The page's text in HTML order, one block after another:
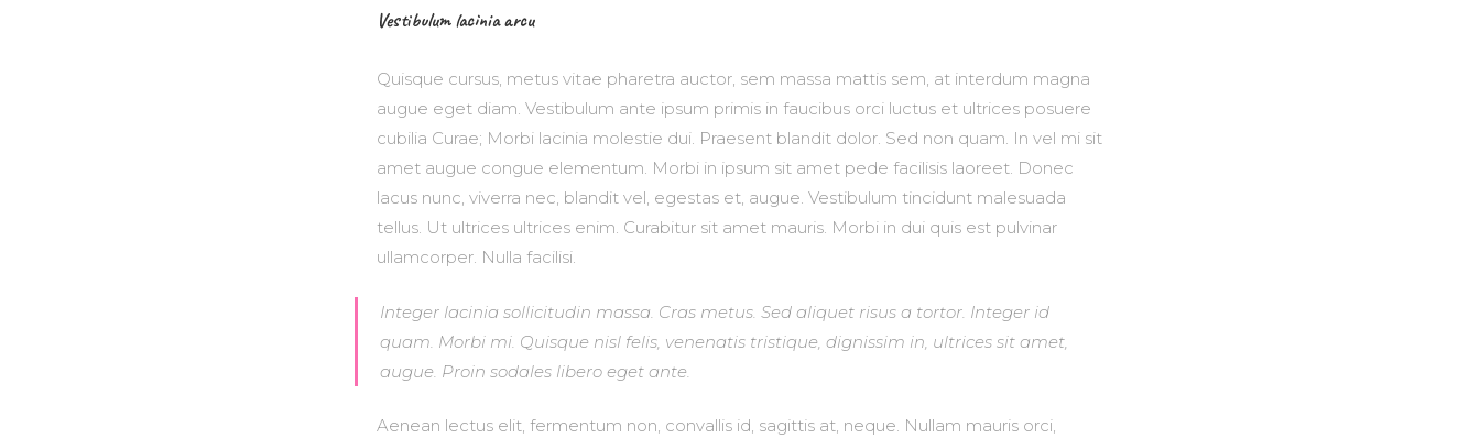
Vestibulum lacinia arcu
Quisque cursus, metus vitae pharetra auctor, sem massa mattis sem, at interdum magna
augue eget diam. Vestibulum ante ipsum primis in faucibus orci luctus et ultrices posuere
cubilia Curae; Morbi lacinia molestie dui. Praesent blandit dolor. Sed non quam. In vel mi sit
amet augue congue elementum. Morbi in ipsum sit amet pede facilisis laoreet. Donec
lacus nunc, viverra nec, blandit vel, egestas et, augue. Vestibulum tincidunt malesuada
tellus. Ut ultrices ultrices enim. Curabitur sit amet mauris. Morbi in dui quis est pulvinar
ullamcorper. Nulla facilisi.
Integer lacinia sollicitudin massa. Cras metus. Sed aliquet risus a tortor. Integer id
quam. Morbi mi. Quisque nisl felis, venenatis tristique, dignissim in, ultrices sit amet,
augue. Proin sodales libero eget ante.
Aenean lectus elit, fermentum non, convallis id, sagittis at, neque. Nullam mauris orci,